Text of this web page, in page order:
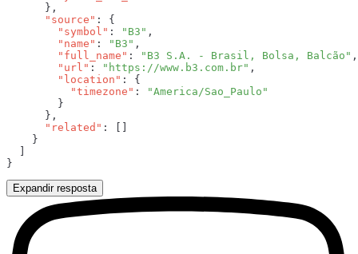
      "source"
        "symbol"
: "B3"
        "name"
: "B3"
        "full_name"
:
"B3 S.A. - Brasil, Bolsa, Balcão"
        "url"
: "https://www.b3.com.br"
        "location"
          "timezone"
:
      "related"
Expandir resposta